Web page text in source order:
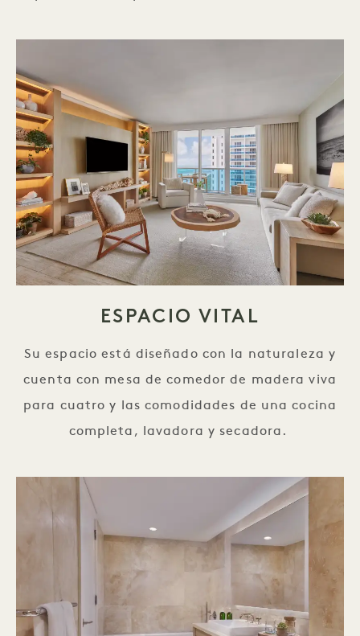
ESPACIO VITAL
Su espacio está diseñado con la naturaleza y
cuenta con mesa de comedor de madera viva
para cuatro y las comodidades de una cocina
completa, lavadora y secadora.